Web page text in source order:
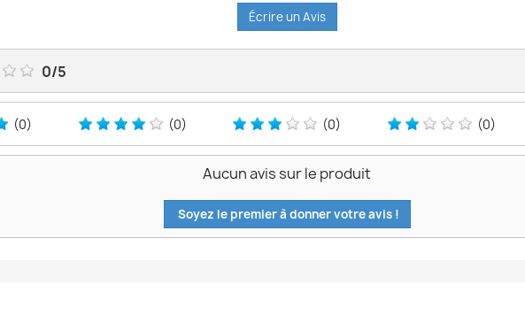
Écrire un Avis
0/5
(0) (0) (0) (0)
Aucun avis sur le produit
Soyez le premier à donner votre avis !